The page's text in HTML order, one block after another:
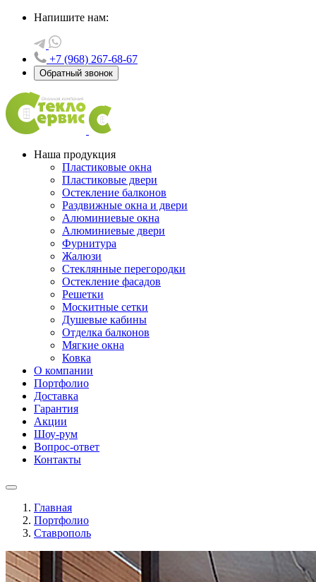
Напишите нам:
+7 (968) 267-68-67
Обратный звонок
Наша продукция
Пластиковые окна
Пластиковые двери
Остекление балконов
Раздвижные окна и двери
Алюминиевые окна
Алюминиевые двери
Фурнитура
Жалюзи
Стеклянные перегородки
Остекление фасадов
Решетки
Москитные сетки
Душевые кабины
Отделка балконов
Мягкие окна
Ковка
О компании
Портфолио
Доставка
Гарантия
Акции
Шоу-рум
Вопрос-ответ
Контакты
Главная
Портфолио
Ставрополь